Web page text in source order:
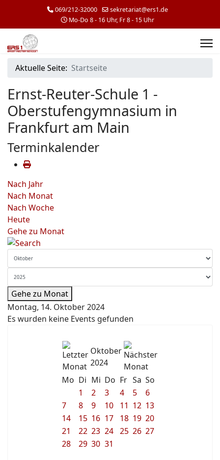
069/212-32000
sekretariat@ers1.de
Mo-Do 8 - 16 Uhr, Fr 8 - 15 Uhr
Aktuelle Seite: Startseite
Ernst-Reuter-Schule 1 -
Oberstufengymnasium in
Frankfurt am Main
Terminkalender
Nach Jahr
Nach Monat
Nach Woche
Heute
Gehe zu Monat
Gehe zu Monat
Montag, 14. Oktober 2024
Es wurden keine Events gefunden
Oktober
2024
Mo Di Mi Do Fr Sa So
1
2 3 4 5
6
7
8 9 10 11 12 13
14
15 16 17 18 19 20
21
22 23 24 25 26 27
28
29 30 31